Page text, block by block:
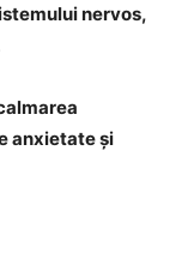
nervos,
anxietate și